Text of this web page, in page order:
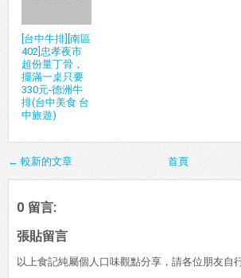
[台中牛排][南區
402]忠孝夜市
超份量丁骨，
擺滿一桌只要
330元-德洲牛
排(台中美食 台
中旅遊)
← 較新的文章 首頁
0 留言:
張貼留言
以上食記純屬個人口味觀點分享，請各位朋友自